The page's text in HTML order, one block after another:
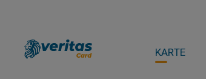
KARTE